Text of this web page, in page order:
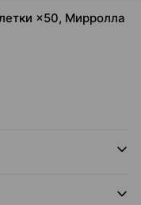
×50, Мирролла